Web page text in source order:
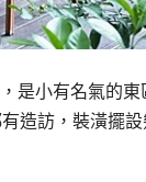
是小有名氣的
造訪，裝潢擺